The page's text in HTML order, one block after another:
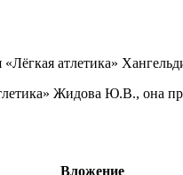
атлетика»
Жидова Ю.В., она
Вложение